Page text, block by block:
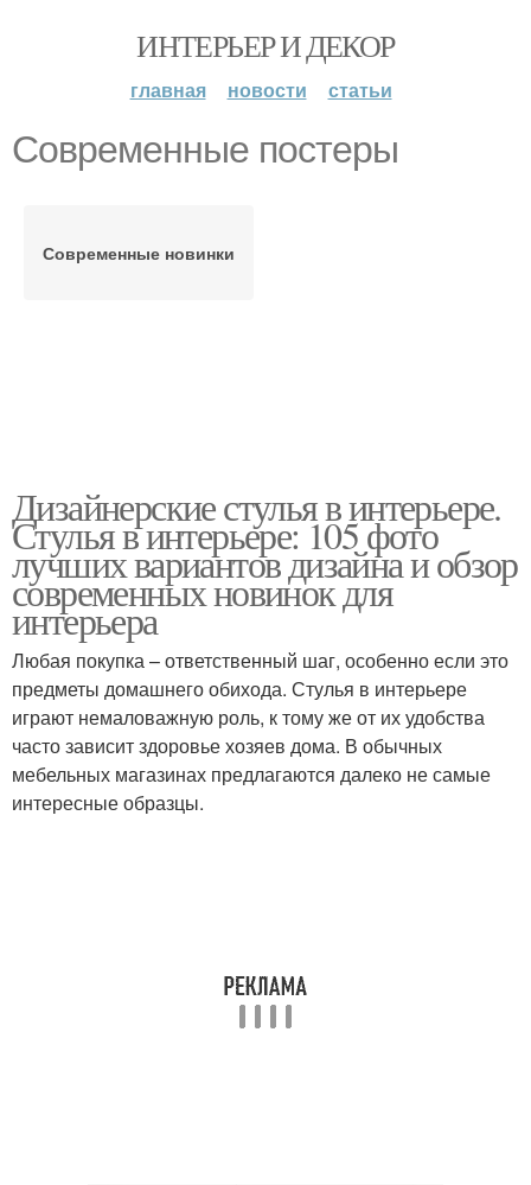
ИНТЕРЬЕР И ДЕКОР
главная новости статьи
Современные постеры
Современные новинки
Дизайнерские стулья в интерьере.
Стулья в интерьере: 105 фото
лучших вариантов дизайна и обзор
современных новинок для
интерьера
Любая покупка – ответственный шаг, особенно если это
предметы домашнего обихода. Стулья в интерьере
играют немаловажную роль, к тому же от их удобства
часто зависит здоровье хозяев дома. В обычных
мебельных магазинах предлагаются далеко не самые
интересные образцы.